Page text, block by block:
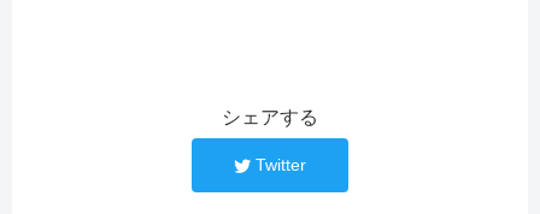
シェアする
Twitter